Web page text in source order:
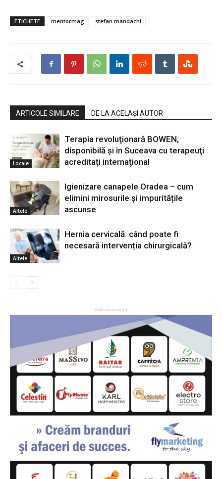
ETICHETE mentormag stefan mandachi
ARTICOLE SIMILARE DE LA ACELAȘI AUTOR
Locale
Terapia revoluţionară BOWEN,
disponibilă şi în Suceava cu terapeuţi
acreditaţi internaţional
Altele
Igienizare canapele Oradea – cum
elimini mirosurile și impuritățile
ascunse
Altele
Hernia cervicală: când poate fi
necesară intervenția chirurgicală?
- Advertisement -